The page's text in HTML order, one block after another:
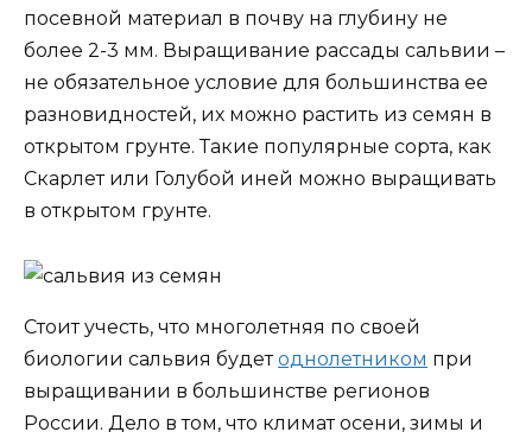
посевной материал в почву на глубину не
более 2-3 мм. Выращивание рассады сальвии –
не обязательное условие для большинства ее
разновидностей, их можно растить из семян в
открытом грунте. Такие популярные сорта, как
Скарлет или Голубой иней можно выращивать
в открытом грунте.
Стоит учесть, что многолетняя по своей
биологии сальвия будетоднолетником при
выращивании в большинстве регионов
России. Дело в том, что климат осени, зимы и